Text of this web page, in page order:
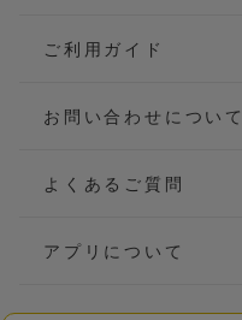
ご利用ガイド
お問い合わせについて
よくあるご質問
アプリについて